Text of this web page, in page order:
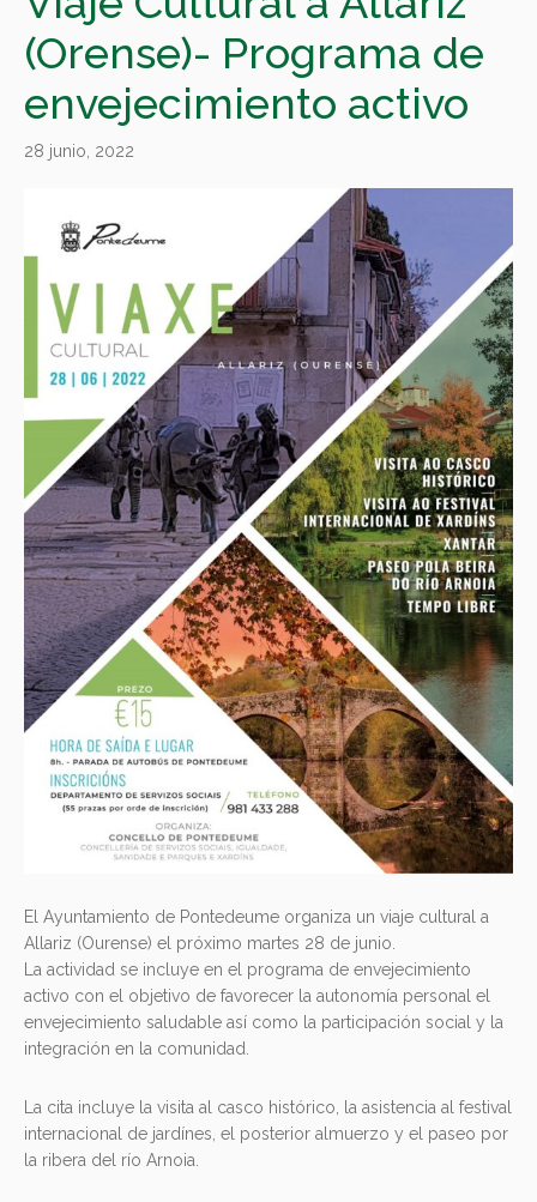
(Orense)- Programa de
envejecimiento activo
28 junio, 2022
El Ayuntamiento de Pontedeume organiza un viaje cultural a
Allariz (Ourense) el próximo martes 28 de junio.
La actividad se incluye en el programa de envejecimiento
activo con el objetivo de favorecer la autonomía personal el
envejecimiento saludable así como la participación social y la
integración en la comunidad.
La cita incluye la visita al casco histórico, la asistencia al festival
internacional de jardínes, el posterior almuerzo y el paseo por
la ribera del río Arnoia.